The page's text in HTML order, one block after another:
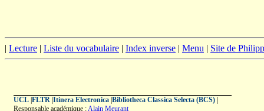
| Lecture | Liste du vocabulaire | Index inverse | Menu | Site de
UCL| FLTR| Itinera Electronica| Bibliotheca Classica Selecta (BCS)|
Responsable académique :Alain Meurant